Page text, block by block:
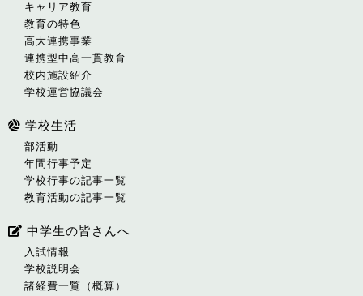
キャリア教育
教育の特色
高大連携事業
連携型中高一貫教育
校内施設紹介
学校運営協議会
学校生活
部活動
年間行事予定
学校行事の記事一覧
教育活動の記事一覧
中学生の皆さんへ
入試情報
学校説明会
諸経費一覧（概算）